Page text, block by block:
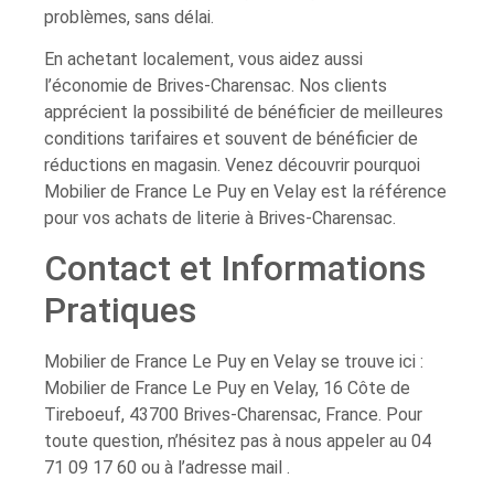
problèmes, sans délai.
En achetant localement, vous aidez aussi
l’économie de Brives-Charensac. Nos clients
apprécient la possibilité de bénéficier de meilleures
conditions tarifaires et souvent de bénéficier de
réductions en magasin. Venez découvrir pourquoi
Mobilier de France Le Puy en Velay est la référence
pour vos achats de literie à Brives-Charensac.
Contact et Informations
Pratiques
Mobilier de France Le Puy en Velay se trouve ici :
Mobilier de France Le Puy en Velay, 16 Côte de
Tireboeuf, 43700 Brives-Charensac, France. Pour
toute question, n’hésitez pas à nous appeler au 04
71 09 17 60 ou à l’adresse mail .